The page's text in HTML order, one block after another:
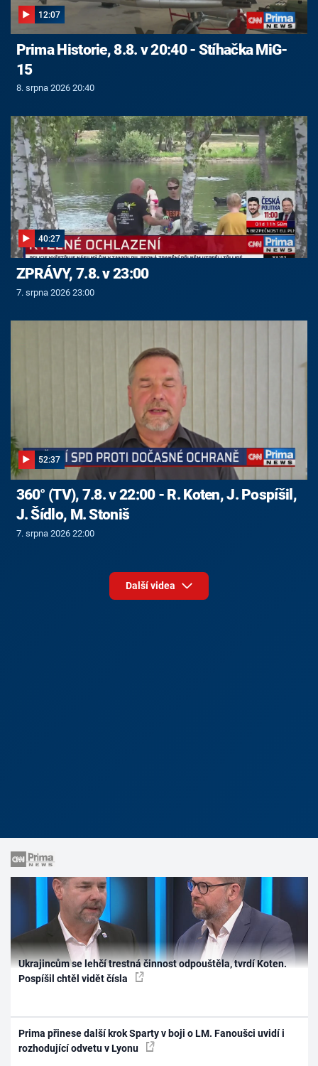
12:07
Prima Historie, 8.8. v 20:40 - Stíhačka MiG-
15
8. srpna 2026 20:40
40:27
ZPRÁVY, 7.8. v 23:00
7. srpna 2026 23:00
52:37
360° (TV), 7.8. v 22:00 - R. Koten, J. Pospíšil,
J. Šídlo, M. Stoniš
7. srpna 2026 22:00
Další videa
Ukrajincům se lehčí trestná činnost odpouštěla, tvrdí Koten.
Pospíšil chtěl vidět čísla
Prima přinese další krok Sparty v boji o LM. Fanoušci uvidí i
rozhodující odvetu v Lyonu